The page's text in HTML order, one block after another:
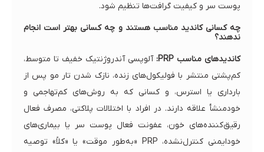
پوست سر و کیفیت گرافت‌ها تنظیم شود.
چه کسانی کاندید مناسب هستند و چه کسانی بهتر است انجام
ندهند؟
کاندیدهای مناسب PRP:
آلوپسی آندروژنتیک خفیف تا متوسط،
کم‌پشتی منتشر با فولیکول‌های زنده، نازک شدن تار مو پس از
بارداری یا استرس، و کسانی که به روش‌های کم‌تهاجمی و
خودمنشأ علاقه دارند. در افراد با اختلالات پلاکتی، مصرف فعال
رقیق‌کننده‌های خون، عفونت فعال پوست سر یا بیماری‌های
خودایمنی کنترل‌نشده، PRP «به‌طور موقت» یا «کلاً» توصیه